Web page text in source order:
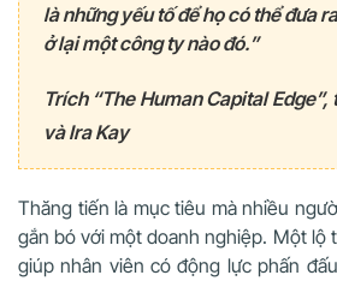
là những yếu tố để họ có thể đưa
ở lại một công ty nào đó.”
Trích “The Human Capital
và Ira Kay
Thăng tiến là mục tiêu mà nhiều
gắn bó với một doanh nghiệp. Một lộ
giúp nhân viên có động lực phấn